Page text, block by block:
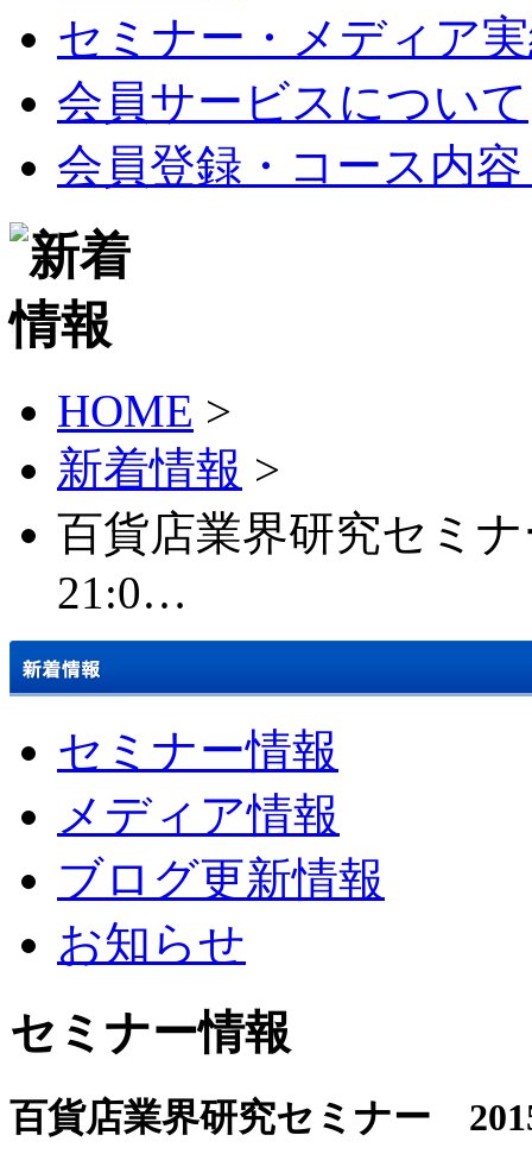
セミナー・メディア
会員サービスについて
会員登録・コース内
HOME >
新着情報 >
百貨店業界研究セミ
21:0…
セミナー情報
メディア情報
ブログ更新情報
お知らせ
セミナー情報
百貨店業界研究セミナー